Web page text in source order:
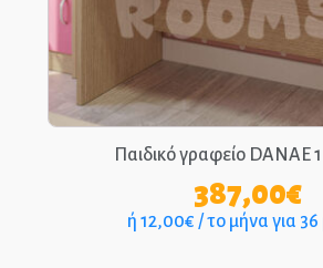
Παιδικό γραφείο DANAE
387,00€
ή 12,00€ / το μήνα για 36